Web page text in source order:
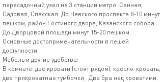
пересадочный узел на 3 станции метро: Сенная,
Садовая, Спасская. До Невского проспекта 8-10 минут
пешком, район Гостиного двора, Казанского собора.
До Дворцовой площади минут 15-20 пешком.
Основные достопримечательности в пешей
доступности.
Мебель и другие удобства:
В комнате: две кровати (стоят рядом), кресло-кровать,
две прикроватные тумбочки, Два бра над кроватями,